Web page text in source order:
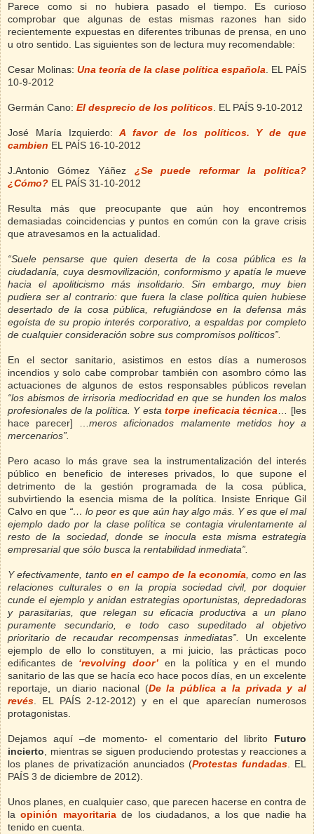
Parece como si no hubiera pasado el tiempo. Es curioso
comprobar que algunas de estas mismas razones han sido
recientemente expuestas en diferentes tribunas de prensa, en uno
u otro sentido. Las siguientes son de lectura muy recomendable:
Cesar Molinas: Una teoría de la clase política española
EL PAÍS
10-9-2012
Germán Cano: El desprecio de los políticos . EL PAÍS 9-10-2012
José María Izquierdo:A favor de los políticos. Y de que
cambien EL PAÍS 16-10-2012
J.Antonio Gómez Yáñez ¿Se puede reformar la política?
¿Cómo? EL PAÍS 31-10-2012
Resulta más que preocupante que aún hoy encontremos
demasiadas coincidencias y puntos en común con la grave crisis
que atravesamos en la actualidad.
“Suele pensarse que quien deserta de la cosa pública es la
ciudadanía, cuya desmovilización, conformismo y apatía le mueve
hacia el apoliticismo más insolidario. Sin embargo, muy bien
pudiera ser al contrario: que fuera la clase política quien hubiese
desertado de la cosa pública, refugiándose en la defensa más
egoísta de su propio interés corporativo, a espaldas por completo
de cualquier consideración sobre sus compromisos políticos”.
En el sector sanitario, asistimos en estos días a numerosos
incendios y solo cabe comprobar también con asombro cómo las
actuaciones de algunos de estos responsables públicos revelan
“los abismos de irrisoria mediocridad en que se hunden los malos
profesionales de la política. Y estatorpe ineficacia técnica … [les
hace parecer] …meros aficionados malamente metidos hoy a
mercenarios”.
Pero acaso lo más grave sea la instrumentalización del interés
público en beneficio de intereses privados, lo que supone el
detrimento de la gestión programada de la cosa pública,
subvirtiendo la esencia misma de la política. Insiste Enrique Gil
Calvo en que “… lo peor es que aún hay algo más. Y es que el mal
ejemplo dado por la clase política se contagia virulentamente al
resto de la sociedad, donde se inocula esta misma estrategia
empresarial que sólo busca la rentabilidad inmediata”.
Y efectivamente, tantoen el campo de la economía , como en las
relaciones culturales o en la propia sociedad civil, por doquier
cunde el ejemplo y anidan estrategias oportunistas, depredadoras
y parasitarias, que relegan su eficacia productiva a un plano
puramente secundario, e todo caso supeditado al objetivo
prioritario de recaudar recompensas inmediatas”. Un excelente
ejemplo de ello lo constituyen, a mi juicio, las prácticas poco
edificantes de ‘revolving door’ en la política y en el mundo
sanitario de las que se hacía eco hace pocos días, en un excelente
reportaje, un diario nacional (De la pública a la privada y al
revés . EL PAÍS 2-12-2012)y en el que aparecían numerosos
protagonistas.
Dejamos aquí –de momento- el comentario del librito Futuro
incierto , mientras se siguen produciendo protestas y reacciones a
los planes de privatización anunciados (Protestas fundadas . EL
PAÍS 3 de diciembre de 2012).
Unos planes, en cualquier caso, que parecen hacerse en contra de
laopinión mayoritariade los ciudadanos, a los que nadie ha
tenido en cuenta.